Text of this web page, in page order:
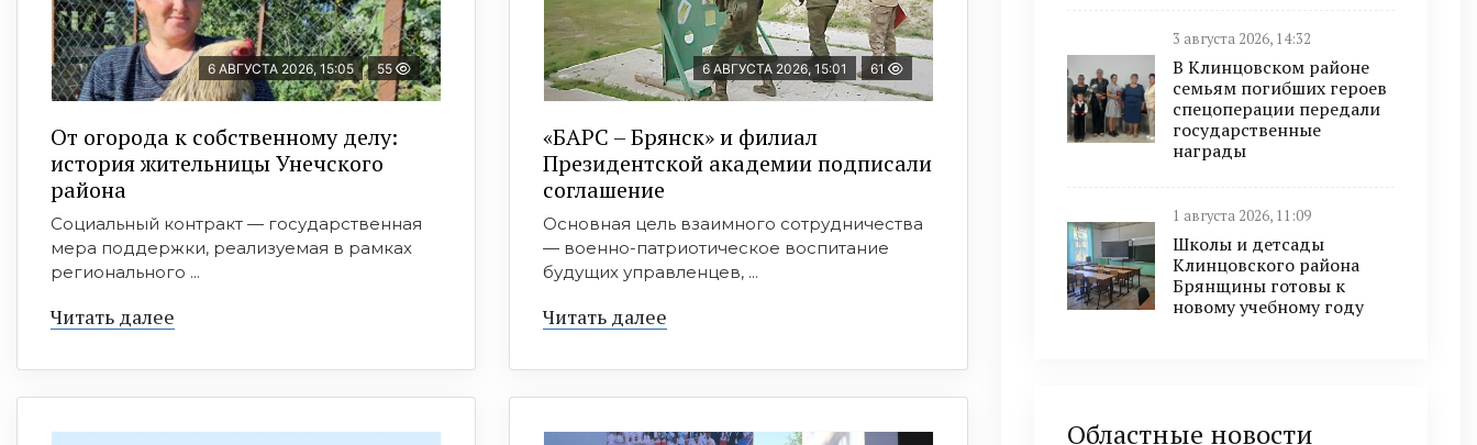
6 АВГУСТА 2026, 15:05 55
От огорода к собственному делу:
история жительницы Унечского
района
Социальный контракт — государственная
мера поддержки, реализуемая в рамках
регионального ...
Читать далее
6 АВГУСТА 2026, 15:01 61
«БАРС – Брянск» и филиал
Президентской академии подписали
соглашение
Основная цель взаимного сотрудничества
— военно-патриотическое воспитание
будущих управленцев, ...
Читать далее
3 августа 2026, 14:32
В Клинцовском районе
семьям погибших героев
спецоперации передали
государственные
награды
1 августа 2026, 11:09
Школы и детсады
Клинцовского района
Брянщины готовы к
новому учебному году
Областные новости